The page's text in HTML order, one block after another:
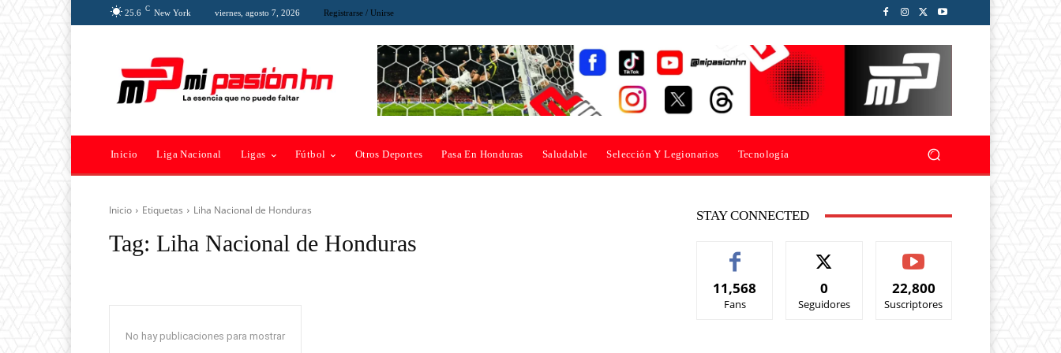
25.6 C New York viernes, agosto 7, 2026 Registrarse / Unirse
Inicio Liga Nacional Ligas Fútbol Otros Deportes Pasa En Honduras Saludable Selección Y Legionarios Tecnología
Inicio Etiquetas Liha Nacional de Honduras
Tag: Liha Nacional de Honduras
No hay publicaciones para mostrar
STAY CONNECTED
11,568
Fans
0
Seguidores
22,800
Suscriptores